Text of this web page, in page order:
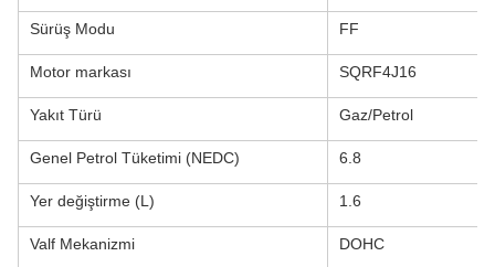
Sürüş Modu FF
Motor markası SQRF4J16
Yakıt Türü Gaz/Petrol
Genel Petrol Tüketimi (NEDC) 6.8
Yer değiştirme (L) 1.6
Valf Mekanizmi DOHC